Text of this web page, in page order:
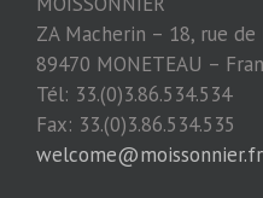
ZA Macherin – 18, rue de
89470 MONETEAU –
Tél: 33.(0)3.86.534.534
Fax: 33.(0)3.86.534.535
welcome@moissonnier.fr